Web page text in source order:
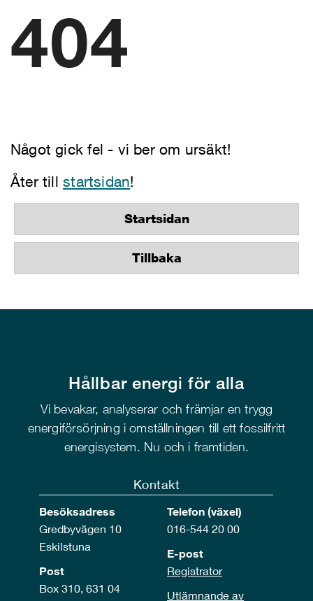
404
Något gick fel - vi ber om ursäkt!
Åter tillstartsidan!
Startsidan
Tillbaka
Hållbar energi för alla
Vi bevakar, analyserar och främjar en trygg
energiförsörjning i omställningen till ett fossilfritt
energisystem. Nu och i framtiden.
Kontakt
Besöksadress
Gredbyvägen 10
Eskilstuna
Post
Box 310, 631 04
Telefon (växel)
016-544 20 00
E-post
Registrator
Utlämnande av